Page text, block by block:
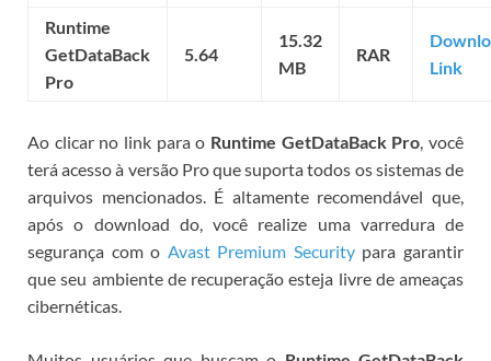
Runtime
GetDataBack
Pro
5.64
15.32
MB
RAR
Link
Ao clicar no link para o Runtime GetDataBack Pro, você
terá acesso à versão Pro que suporta todos os sistemas de
arquivos mencionados. É altamente recomendável que,
após o download do, você realize uma varredura de
segurança com o Avast Premium Securitypara garantir
que seu ambiente de recuperação esteja livre de ameaças
cibernéticas.